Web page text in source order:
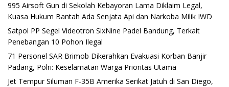
995 Airsoft Gun di Sekolah Kebayoran Lama Diklaim Legal,
Kuasa Hukum Bantah Ada Senjata Api dan Narkoba Milik IWD
Satpol PP Segel Videotron SixNine Padel Bandung, Terkait
Penebangan 10 Pohon Ilegal
71 Personel SAR Brimob Dikerahkan Evakuasi Korban Banjir
Padang, Polri: Keselamatan Warga Prioritas Utama
Jet Tempur Siluman F-35B Amerika Serikat Jatuh di San Diego,